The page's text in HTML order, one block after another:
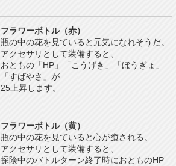
フラワーボトル（赤）
瓶の中の花を見ていると元気になれそうだ。
アクセサリとして装備すると、
おともの「HP」「こうげき」「ぼうぎょ」
「すばやさ」が
25上昇します。
フラワーボトル（黄）
瓶の中の花を見ていると心が癒される。
アクセサリとして装備すると、
探険中のバトルターン終了時におとものHP